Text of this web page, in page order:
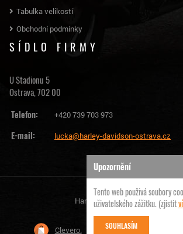
Tabulka velikostí
Obchodní podmínky
SÍDLO FIRMY
U Stadionu 5
Ostrava, 702 00
Telefon:
+420 739 703 973
E-mail: lucka@harley-davidson-ostrava.cz
Harley Davidson Ostrava | ©
Clevero. Chytrý eshop na míru,
Upozornění
Tento web použivá soubory
uživatelského zážitku. (zjistit
SOUHLASÍM